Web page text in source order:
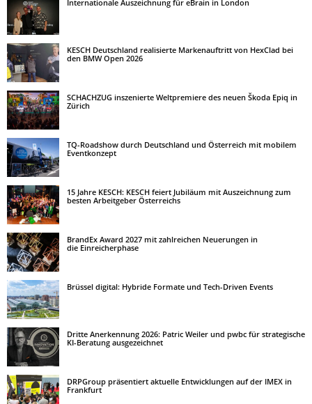
Internationale Auszeichnung für eBrain in London
KESCH Deutschland realisierte Markenauftritt von HexClad bei
den BMW Open 2026
SCHACHZUG inszenierte Weltpremiere des neuen Škoda Epiq in
Zürich
TQ-Roadshow durch Deutschland und Österreich mit mobilem
Eventkonzept
15 Jahre KESCH: KESCH feiert Jubiläum mit Auszeichnung zum
besten Arbeitgeber Österreichs
BrandEx Award 2027 mit zahlreichen Neuerungen in
die Einreicherphase
Brüssel digital: Hybride Formate und Tech-Driven Events
Dritte Anerkennung 2026: Patric Weiler und pwbc für strategische
KI-Beratung ausgezeichnet
DRPGroup präsentiert aktuelle Entwicklungen auf der IMEX in
Frankfurt